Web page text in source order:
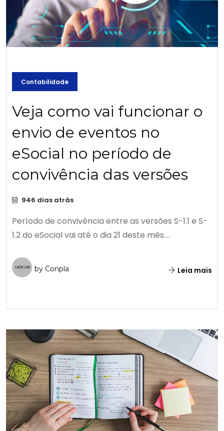
Contabilidade
Veja como vai funcionar o
envio de eventos no
eSocial no período de
convivência das versões
946 dias atrás
Período de convivência entre as versões S-1.1 e S-
1.2 do eSocial vai até o dia 21 deste mês....
by Conpla Leia mais